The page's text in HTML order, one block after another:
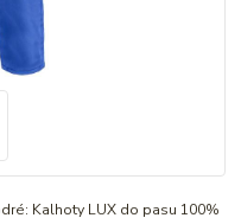
Kalhoty LUX do pasu 100%